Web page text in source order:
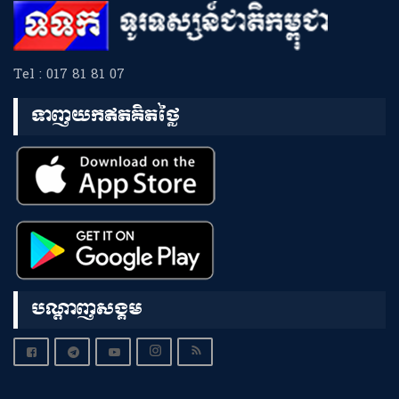
Tel : 017 81 81 07
ទាញយកឥតគិតថ្លៃ
បណ្តាញសង្គម